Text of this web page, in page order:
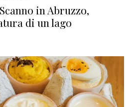
in Abruzzo,
di un lago